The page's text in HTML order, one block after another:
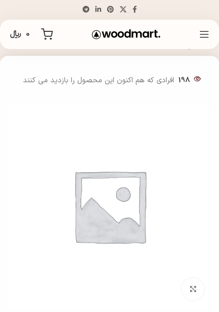
0 ﷼
198 افرادی که هم اکنون این محصول را بازدید می کنند